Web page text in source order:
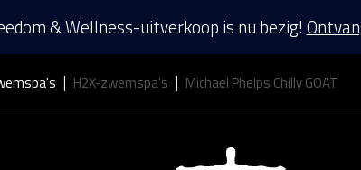
& Wellness-uitverkoop is nu bezig!
H2X-zwemspa's Michael Phelps Chilly GOAT